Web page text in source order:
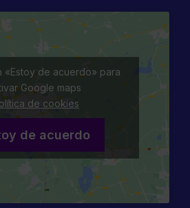
«Estoy de acuerdo» para
Google maps
de cookies
de acuerdo